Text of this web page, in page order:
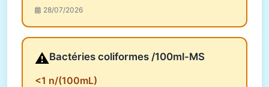
28/07/2026
⚠️Bactéries coliformes /100ml-MS
<1 n/(100mL)